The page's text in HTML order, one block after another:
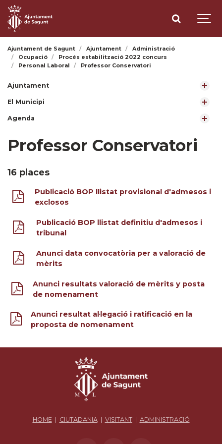
Ajuntament de Sagunt Ajuntament
Administració
Ocupació
Procés estabilització 2022 concurs
Personal Laboral
Professor Conservatori
Ajuntament
El Municipi
Agenda
Professor Conservatori
16 places
Publicació BOP llistat provisional d'admesos i
exclosos
Publicació BOP llistat definitiu d'admesos i
tribunal
Anunci data convocatòria per a valoració de
mèrits
Anunci resultats valoració de mèrits y posta
de nomenament
Anunci resultat al·legació i ratificació en la
proposta de nomenament
HOME CIUTADANIA| VISITANT| ADMINISTRACIÓ